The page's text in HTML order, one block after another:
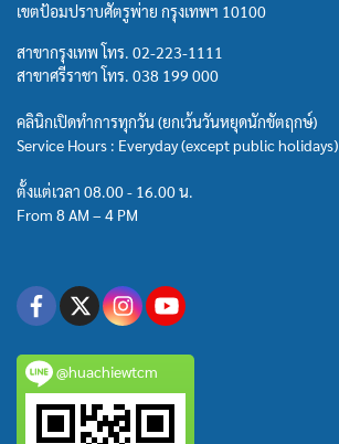
เขตป้อมปราบศัตรูพ่าย กรุงเทพฯ 10100
สาขากรุงเทพ โทร. 02-223-1111
สาขาศรีราชา โทร. 038 199 000
คลินิกเปิดทำการทุกวัน (ยกเว้นวันหยุดนักขัตฤกษ์)
Service Hours : Everyday (except public holidays)
ตั้งแต่เวลา 08.00 - 16.00 น.
From 8 AM – 4 PM
@huachiewtcm